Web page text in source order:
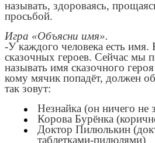
называть, здороваясь,
просьбой.
Игра «Объясни имя».
-У каждого человека есть имя.
сказочных героев. Сейчас мы
называть имя сказочного
кому мячик попадёт, должен
так зовут:
Незнайка (он ничего не
Корова Бурёнка
Доктор Пилюлькин
таблетками-пилюлями)